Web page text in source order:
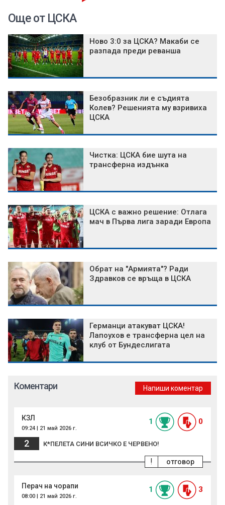
Още от ЦСКА
Ново 3:0 за ЦСКА? Макаби се
разпада преди реванша
Безобразник ли е съдията
Колев? Решенията му взривиха
ЦСКА
Чистка: ЦСКА бие шута на
трансферна издънка
ЦСКА с важно решение: Отлага
мач в Първа лига заради Европа
Обрат на "Армията"? Ради
Здравков се връща в ЦСКА
Германци атакуват ЦСКА!
Лапоухов е трансферна цел на
клуб от Бундеслигата
Коментари Напиши коментар
КЗЛ
09:24 | 21 май 2026 г.
1 0
2 К*ПЕЛЕТА СИНИ ВСИЧКО Е ЧЕРВЕНО!
отговор
!
Перач на чорапи
08:00 | 21 май 2026 г.
1 3